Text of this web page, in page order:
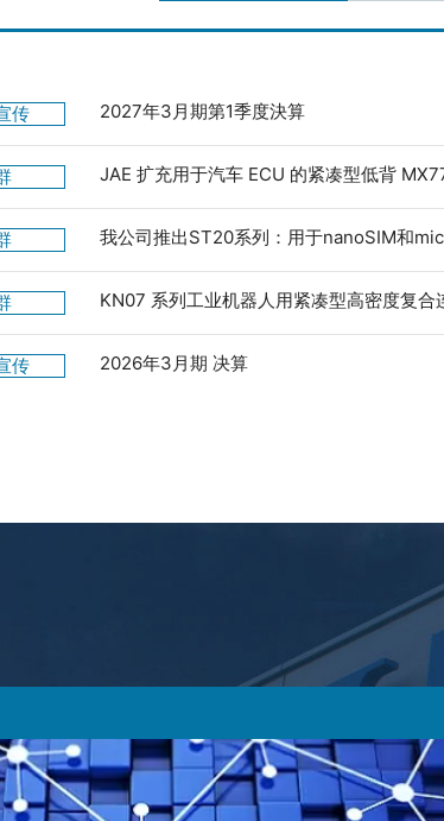
传 2027年3月期第1季度決算
JAE 扩充用于汽车 ECU 的紧凑型低背
我公司推出ST20系列：用于nanoSIM和
KN07 系列工业机器人用紧凑型高密度复合
传 2026年3月期 决算